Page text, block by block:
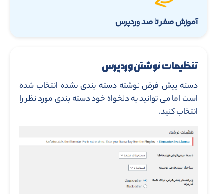
آموزش صفر تا صد وردپرس
تنظیمات نوشتن وردپرس
دسته پیش فرض نوشته دسته بندی نشده انتخاب شده
است اما می توانید به دلخواه خود دسته بندی مورد نظر را
انتخاب کنید.